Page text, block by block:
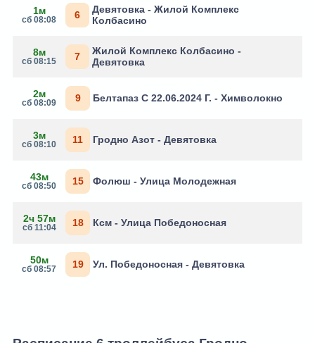
1м
сб 08:08 6
Девятовка - Жилой Комплекс
Колбасино
8м
сб 08:15 7
Жилой Комплекс Колбасино -
Девятовка
2м
сб 08:09 9 Белтапаз С 22.06.2024 Г. - Химволокно
3м
сб 08:10 11 Гродно Азот - Девятовка
43м
сб 08:50 15 Фолюш - Улица Молодежная
2ч 57м
сб 11:04 18 Ксм - Улица Победоносная
50м
сб 08:57 19 Ул. Победоносная - Девятовка